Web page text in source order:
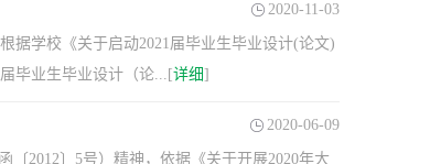
2020-11-03
据学校《关于启动2021届毕业生毕业设计(论文)
毕业生毕业设计（论...[详细]
2020-06-09
2012〕5号）精神，依据《关于开展2020年大